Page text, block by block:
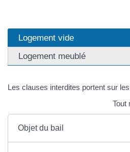
Logement vide
Logement meublé
Les clauses interdites portent sur
Tout
Objet du bail